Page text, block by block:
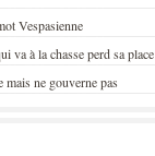
Vespasienne
va à la chasse perd sa place
mais ne gouverne pas